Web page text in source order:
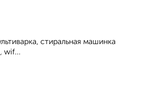
стиральная машинка
wif...